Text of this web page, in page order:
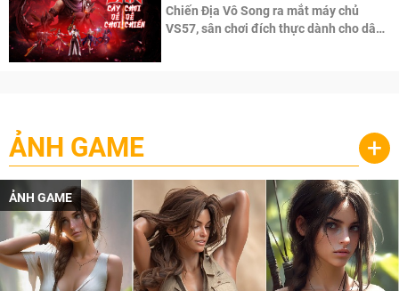
Chiến Địa Vô Song ra mắt máy chủ
VS57, sân chơi đích thực dành cho dân
ẢNH GAME +
ẢNH GAME